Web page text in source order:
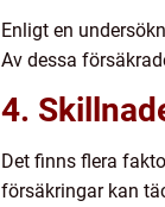
Enligt en
Av dessa
4.
Det finns flera
försäkringar kan